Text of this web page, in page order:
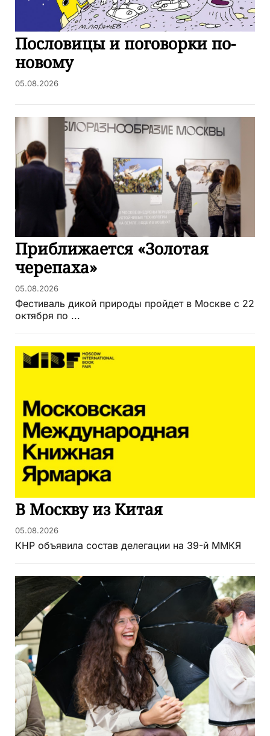
Пословицы и поговорки по-
новому
05.08.2026
Приближается «Золотая
черепаха»
05.08.2026
Фестиваль дикой природы пройдет в Москве с 22
октября по ...
В Москву из Китая
05.08.2026
КНР объявила состав делегации на 39-й ММКЯ